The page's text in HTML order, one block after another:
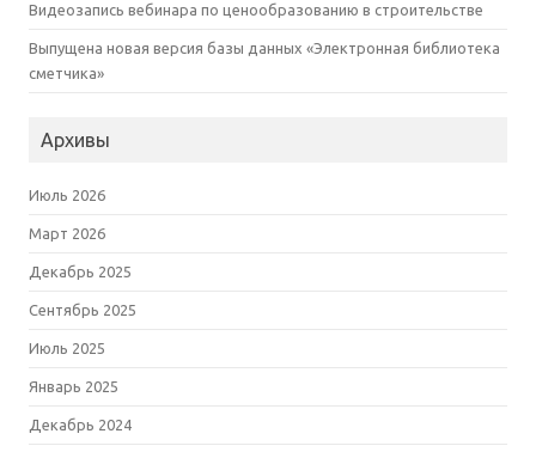
Видеозапись вебинара по ценообразованию в строительстве
Выпущена новая версия базы данных «Электронная библиотека
сметчика»
Архивы
Июль 2026
Март 2026
Декабрь 2025
Сентябрь 2025
Июль 2025
Январь 2025
Декабрь 2024